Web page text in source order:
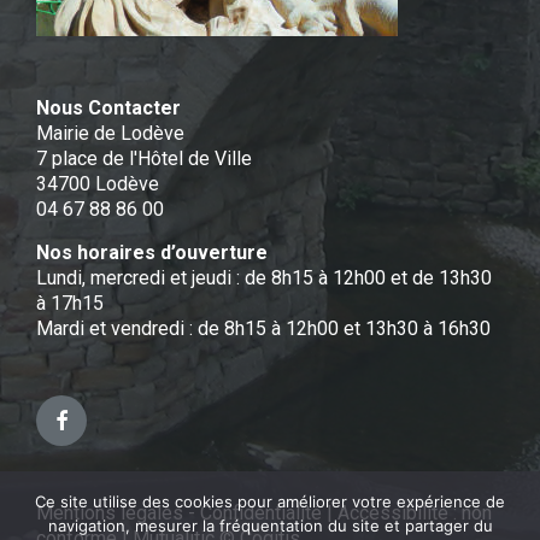
Nous Contacter
Mairie de Lodève
7 place de l'Hôtel de Ville
34700 Lodève
04 67 88 86 00
Nos horaires d’ouverture
Lundi, mercredi et jeudi : de 8h15 à 12h00 et de 13h30
à 17h15
Mardi et vendredi : de 8h15 à 12h00 et 13h30 à 16h30
Facebook
Mentions légales - Confidentialité|Accessibilité : non
Ce site utilise des cookies pour améliorer votre expérience de
navigation, mesurer la fréquentation du site et partager du